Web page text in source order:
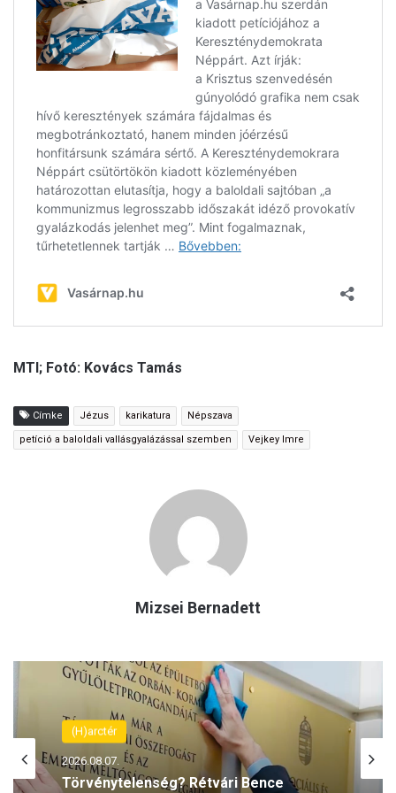
MTI; Fotó: Kovács Tamás
Címke Jézus karikatura Népszava
petíció a baloldali vallásgyalázással szemben Vejkey Imre
Mizsei Bernadett
(H)arctér
2026.08.06.
Rétvári Bence: Magyar Péter lett a paksi